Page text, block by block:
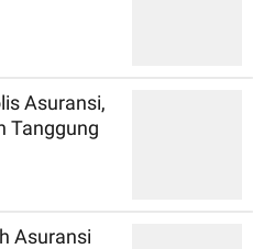
Asuransi,
Tanggung
Asuransi